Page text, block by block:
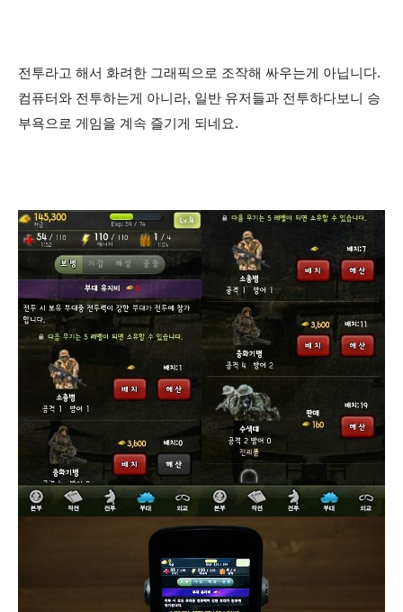
전투라고 해서 화려한 그래픽으로 조작해 싸우는게 아닙니다.
컴퓨터와 전투하는게 아니라, 일반 유저들과 전투하다보니 승
부욕으로 게임을 계속 즐기게 되네요.